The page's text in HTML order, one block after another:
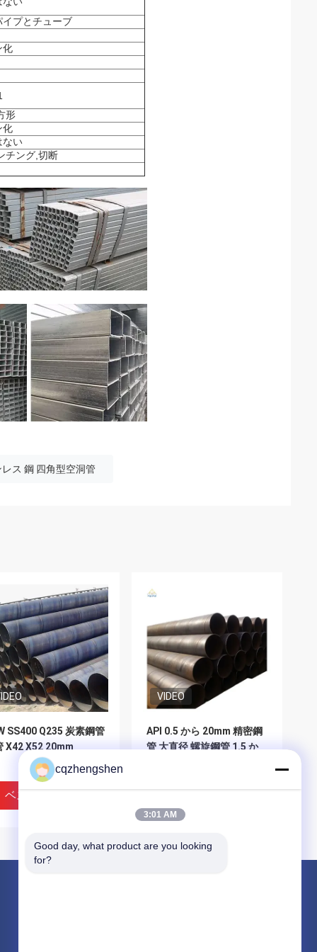
イプとチューブ
化
形
化
ない
チング,切断
ス 鋼 四角型空洞管
SS400 Q235 炭素鋼管
X42 X52 20mm
ベストプライス
VIDEO
API 0.5 から 20mm 精密鋼
管 大直径 螺旋鋼管 1.5 か
cqzhengshen
3:01 AM
Good day, what product are you looking
for?